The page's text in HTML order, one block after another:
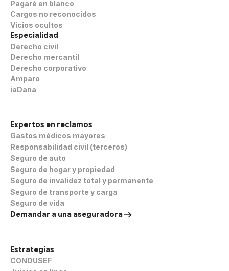
Pagaré en blanco
Cargos no reconocidos
Vicios ocultos
Especialidad
Derecho civil
Derecho mercantil
Derecho corporativo
Amparo
iaDana
Expertos en reclamos
Gastos médicos mayores
Responsabilidad civil (terceros)
Seguro de auto
Seguro de hogar y propiedad
Seguro de invalidez total y permanente
Seguro de transporte y carga
Seguro de vida
Demandar a una aseguradora
Estrategias
CONDUSEF